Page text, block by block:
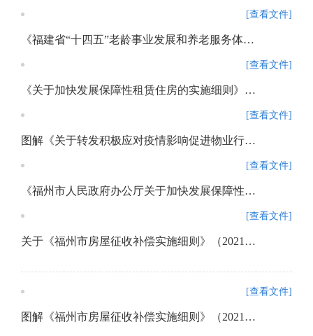
[查看文件]
《福建省“十四五”老龄事业发展和养老服务体系规划》政策解读
[查看文件]
《关于加快发展保障性租赁住房的实施细则》及相关配套制度的政策解读
[查看文件]
图解《关于转发积极应对疫情影响促进物业行业健康发展若干措施的通知》政策解读
[查看文件]
《福州市人民政府办公厅关于加快发展保障性租赁住房的实施意见》政策解读
[查看文件]
关于《福州市房屋征收补偿实施细则》（2021年修订版）的政策解读
[查看文件]
图解《福州市房屋征收补偿实施细则》（2021年修订版）政策解读